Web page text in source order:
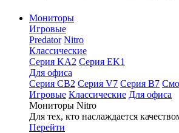
Мониторы
Игровые
Predator Nitro
Классические
Серия KA2 Серия EK1
Для офиса
Серия CB2 Серия V7 Серия B7
Игровые Классические Для офиса
Мониторы Nitro
Для тех, кто наслаждается
Перейти